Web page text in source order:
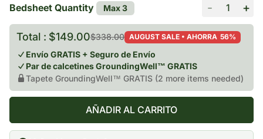
Bedsheet Quantity Max 3 - +
Total : Precio
de
venta
$149.00
Precio
regular
$338.00 AUGUST SALE • AHORRA 56%
Envío GRATIS + Seguro de Envío
Par de calcetines GroundingWell™ GRATIS
Tapete GroundingWell™ GRATIS (2 more items needed)
AÑADIR AL CARRITO